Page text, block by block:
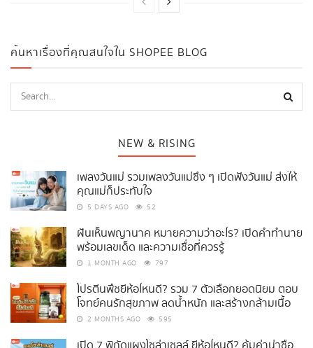
ค้นหาเรื่องที่คุณสนใจใน SHOPEE BLOG
NEW & RISING
เพลงวันแม่ รวมเพลงวันแม่ซึ้ง ๆ เปิดฟังวันแม่ ส่งให้
คุณแม่ก็ประทับใจ
5 DAYS AGO 52
ฝันเห็นพญานาค หมายความว่าอะไร? เปิดคำทำนาย
พร้อมเลขเด็ด และความเชื่อที่ควรรู้
1 MONTH AGO 797
โปรตีนพืชยี่ห้อไหนดี? รวม 7 ตัวเลือกยอดนิยม ตอบ
โจทย์คนรักสุขภาพ ลดน้ำหนัก และสร้างกล้ามเนื้อ
2 MONTHS AGO 595